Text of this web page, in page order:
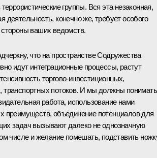
группы. Вся эта незаконная,
деятельность, конечно же, требует особого
ваших ведомств.
что на пространстве Содружества
идут интеграционные процессы, растут
торгово-инвестиционных,
транспортных потоков. И мы должны
работа, использование нами
преимуществ, объединение потенциалов для
задач вызывают далеко не однозначную
числе и желание помешать, подставить